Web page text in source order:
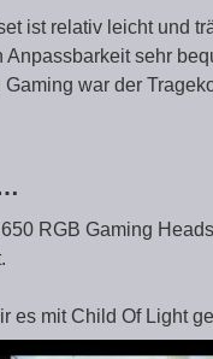
ist relativ leicht und
Anpassbarkeit sehr
war der
RGB Gaming
es mit Child Of Light